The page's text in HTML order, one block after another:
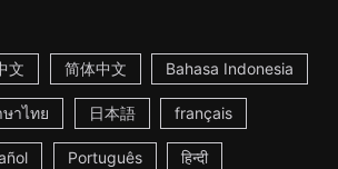
文 简体中文 Bahasa Indonesia
าไทย 日本語 français
Português हिन्दी